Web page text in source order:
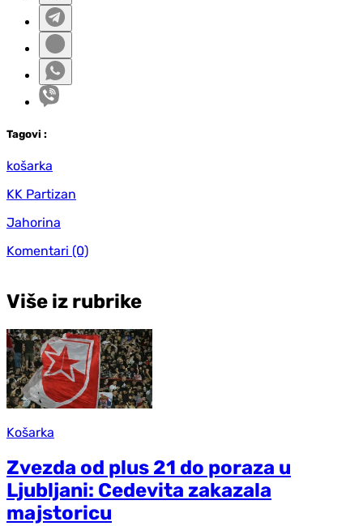
Tagovi :
košarka
KK Partizan
Jahorina
Komentari (0)
Više iz rubrike
Košarka
Zvezda od plus 21 do poraza u
Ljubljani: Cedevita zakazala
majstoricu